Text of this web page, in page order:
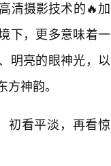
清摄影技术的🔥加
下，更多意味着一
明亮的眼神光，以
神韵。
初看平淡，再看惊